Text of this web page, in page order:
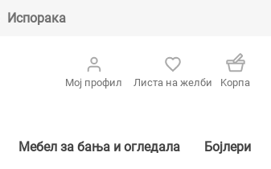
Испорака
Мој профил Листа на желби Kорпа
Мебел за бања и огледала Бојлери